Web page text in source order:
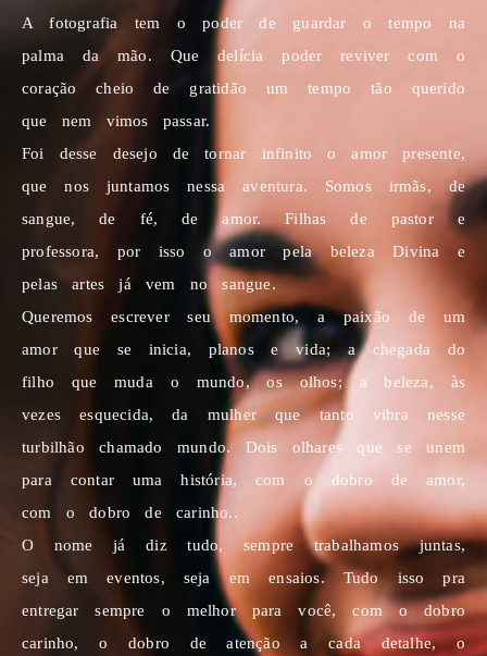
A fotografia tem o poder de guardar o tempo na
palma da mão. Que delícia poder reviver com o
coração cheio de gratidão um tempo tão querido
que nem vimos passar.
Foi desse desejo de tornar infinito o amor presente,
que nos juntamos nessa aventura. Somos irmãs, de
sangue, de fé, de amor. Filhas de pastor e
professora, por isso o amor pela beleza Divina e
pelas artes já vem no sangue.
Queremos escrever seu momento, a paixão de um
amor que se inicia, planos e vida; a chegada do
filho que muda o mundo, os olhos; a beleza, às
vezes esquecida, da mulher que tanto vibra nesse
turbilhão chamado mundo. Dois olhares que se unem
para contar uma história, com o dobro de amor,
com o dobro de carinho..
O nome já diz tudo, sempre trabalhamos juntas,
seja em eventos, seja em ensaios. Tudo isso pra
entregar sempre o melhor para você, com o dobro
carinho, o dobro de atenção a cada detalhe, o